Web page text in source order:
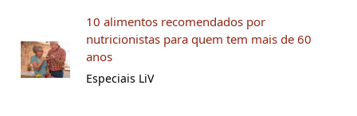
10 alimentos recomendados por
nutricionistas para quem tem mais de 60
anos
Especiais LiV